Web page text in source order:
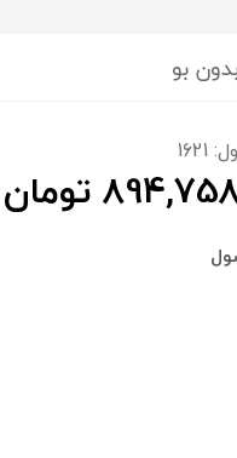
بو
تومان